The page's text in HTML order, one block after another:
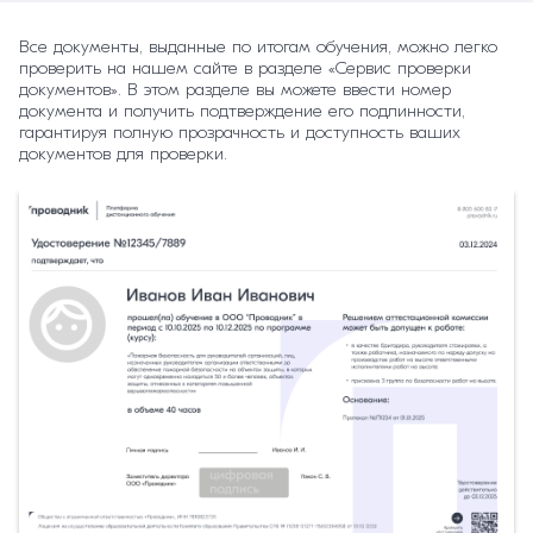
Все документы, выданные по итогам обучения, можно легко
проверить на нашем сайте в разделе «Сервис проверки
документов». В этом разделе вы можете ввести номер
документа и получить подтверждение его подлинности,
гарантируя полную прозрачность и доступность ваших
документов для проверки.